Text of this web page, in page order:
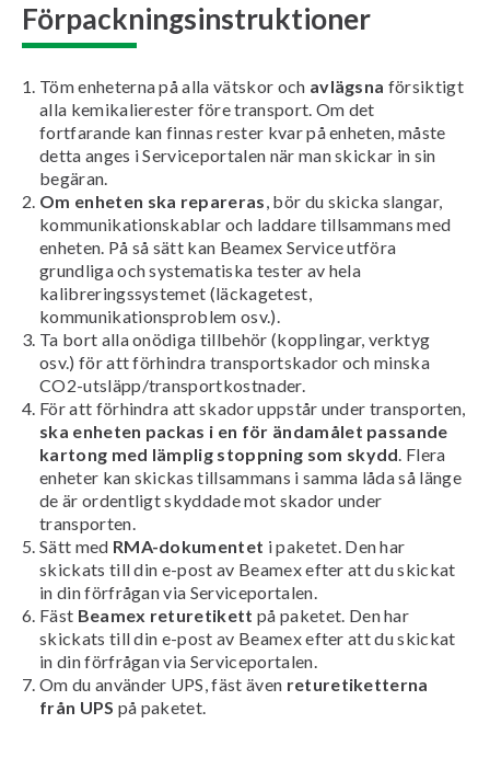
Förpackningsinstruktioner
Töm enheterna på alla vätskor och avlägsna försiktigt
alla kemikalierester före transport. Om det
fortfarande kan finnas rester kvar på enheten, måste
detta anges i Serviceportalen när man skickar in sin
begäran.
Om enheten ska repareras , bör du skicka slangar,
kommunikationskablar och laddare tillsammans med
enheten. På så sätt kan Beamex Service utföra
grundliga och systematiska tester av hela
kalibreringssystemet (läckagetest,
kommunikationsproblem osv.).
Ta bort alla onödiga tillbehör (kopplingar, verktyg
osv.) för att förhindra transportskador och minska
CO2-utsläpp/transportkostnader.
För att förhindra att skador uppstår under transporten,
ska enheten packas i en för ändamålet passande
kartong med lämplig stoppning som skydd . Flera
enheter kan skickas tillsammans i samma låda så länge
de är ordentligt skyddade mot skador under
transporten.
Sätt med RMA-dokumentet i paketet. Den har
skickats till din e-post av Beamex efter att du skickat
in din förfrågan via Serviceportalen.
Fäst Beamex returetikett på paketet. Den har
skickats till din e-post av Beamex efter att du skickat
in din förfrågan via Serviceportalen.
Om du använder UPS, fäst även returetiketterna
från UPS på paketet.